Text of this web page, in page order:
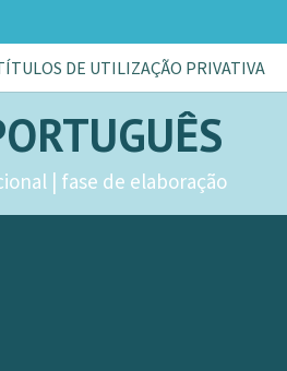
DE UTILIZAÇÃO PRIVATIVA
| fase de elaboração